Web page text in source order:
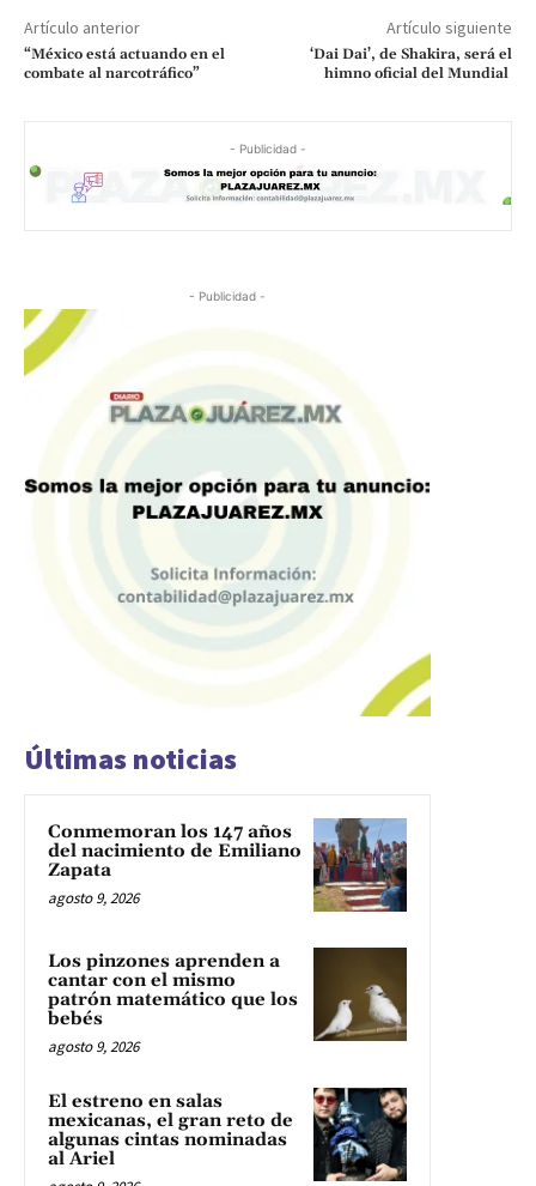
Artículo anterior
“México está actuando en el
combate al narcotráfico”
Artículo siguiente
‘Dai Dai’, de Shakira, será el
himno oficial del Mundial
- Publicidad -
- Publicidad -
Últimas noticias
Conmemoran los 147 años
del nacimiento de Emiliano
Zapata
agosto 9, 2026
Los pinzones aprenden a
cantar con el mismo
patrón matemático que los
bebés
agosto 9, 2026
El estreno en salas
mexicanas, el gran reto de
algunas cintas nominadas
al Ariel